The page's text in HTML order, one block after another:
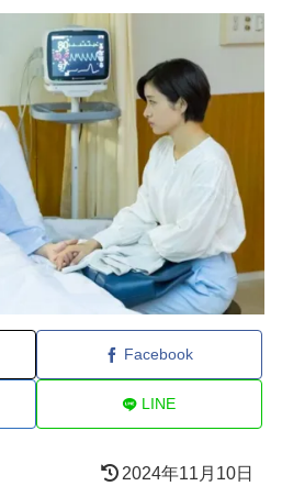
Facebook
LINE
2024年11月10日